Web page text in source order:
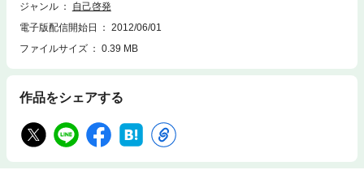
ジャンル
自己啓発
電子版配信開始日
2012/06/01
ファイルサイズ
0.39 MB
作品をシェアする